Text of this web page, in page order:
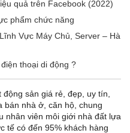
quả trên Facebook (2022)
phẩm chức năng
Vực Máy Chủ, Server – Hà
thoại di động ?
sản giá rẻ, đẹp, uy tín,
bán nhà ở, căn hộ, chung
viên môi giới nhà đất lựa
tế có đến 95% khách hàng